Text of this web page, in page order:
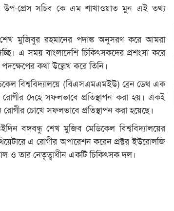
উপ-প্রেস সচিব কে এম শাখাওয়াত মুন এই তথ্য
শেখ মুজিবুর রহমানের পদাঙ্ক অনুসরণ করে আমরা
এ সময় বাংলাদেশি চিকিৎসকদের প্রশংসা করে
কথা উল্লেখ করে তিনি।
বিশ্ববিদ্যালয়ে (বিএসএমএমইউ) ব্রেন ডেথ এক
দেহে সফলভাবে প্রতিস্থাপন করা হয়। একই
চোখে সফলভাবে প্রতিস্থাপন করা হয়েছে।
বঙ্গবন্ধু শেখ মুজিব মেডিকেল বিশ্ববিদ্যালয়ের
থিয়েটারে এ রোগীর অপারেশন করেন প্রক্টর ইউরোলজি
ও তার নেতৃত্বাধীন একটি চিকিৎসক দল।